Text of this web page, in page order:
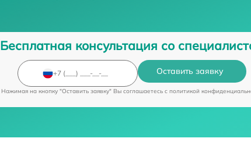
Бесплатная консультация со
Оставить заявку
Нажимая на кнопку "Оставить заявку" Вы соглашаетесь c политикой